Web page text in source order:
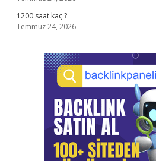
1200 saat kaç ?
Temmuz 24, 2026